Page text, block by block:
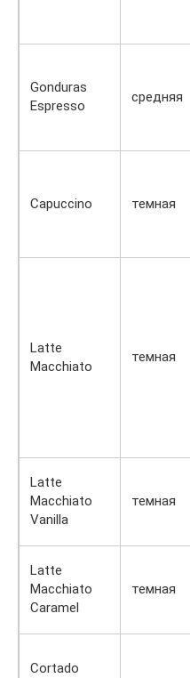
Gonduras
Espresso
средняя
Capuccino темная
Latte
Macchiato
темная
Latte
Macchiato
Vanilla
темная
Latte
Macchiato
Caramel
темная
Cortado